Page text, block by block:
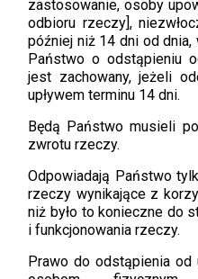
zastosowanie, osoby
odbioru rzeczy],
później niż 14 dni od
Państwo o odstąpieniu
jest zachowany, jeżeli
upływem terminu 14 dni.
Będą Państwo musieli
zwrotu rzeczy.
Odpowiadają Państwo
rzeczy wynikające z
niż było to konieczne do
i funkcjonowania rzeczy.
Prawo do odstąpienia od